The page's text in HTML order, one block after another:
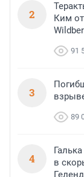
2
Ким
91
3
89
4
в